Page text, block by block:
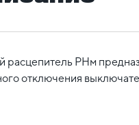
расцепитель РНм
отключения